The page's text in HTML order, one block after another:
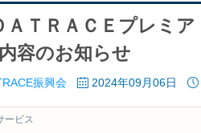
ＴＲＡＣＥプレミア
容のお知らせ
振興会 2024年09月06日
ービス